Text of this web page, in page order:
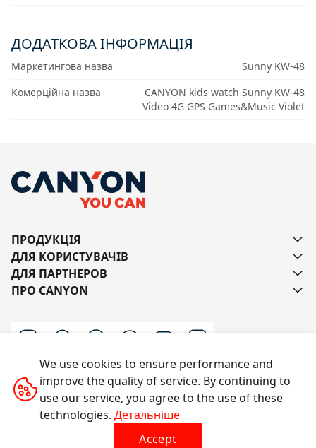
ДОДАТКОВА ІНФОРМАЦІЯ
Маркетингова назва
Sunny KW-48
Комерційна назва
CANYON kids watch Sunny KW-48
Video 4G GPS Games&Music Violet
ПРОДУКЦІЯ
ДЛЯ КОРИСТУВАЧІВ
ДЛЯ ПАРТНЕРОВ
ПРО CANYON
Напишіть нам
Усі права захищено © 2014-2026 CANYON
We use cookies to ensure performance and
improve the quality of service. By continuing to
use our service, you agree to the use of these
technologies. Детальніше
Accept